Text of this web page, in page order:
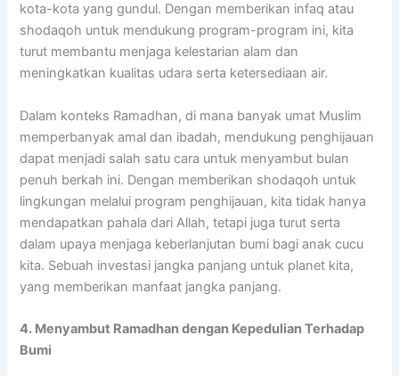
kota-kota yang gundul. Dengan memberikan infaq atau
shodaqoh untuk mendukung program-program ini, kita
turut membantu menjaga kelestarian alam dan
meningkatkan kualitas udara serta ketersediaan air.
Dalam konteks Ramadhan, di mana banyak umat Muslim
memperbanyak amal dan ibadah, mendukung penghijauan
dapat menjadi salah satu cara untuk menyambut bulan
penuh berkah ini. Dengan memberikan shodaqoh untuk
lingkungan melalui program penghijauan, kita tidak hanya
mendapatkan pahala dari Allah, tetapi juga turut serta
dalam upaya menjaga keberlanjutan bumi bagi anak cucu
kita. Sebuah investasi jangka panjang untuk planet kita,
yang memberikan manfaat jangka panjang.
4. Menyambut Ramadhan dengan Kepedulian Terhadap
Bumi